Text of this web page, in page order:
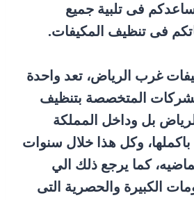
فى تلبية جميع
فى تنظيف المكيفات.
غرب الرياض، تعد واحدة
المتخصصة بتنظيف
بل وداخل المملكة
باكملها، وكل هذا خلال سنوات
كما يرجع ذلك الي
الكبيرة والحصرية التى